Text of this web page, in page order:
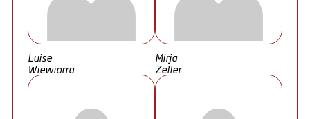
Luise
Wiewiorra
Mirja
Zeller